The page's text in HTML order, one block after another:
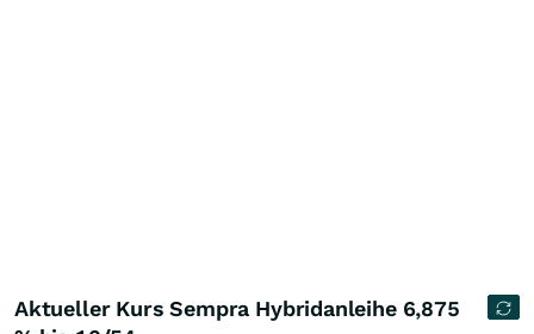
Aktueller Kurs Sempra Hybridanleihe 6,875